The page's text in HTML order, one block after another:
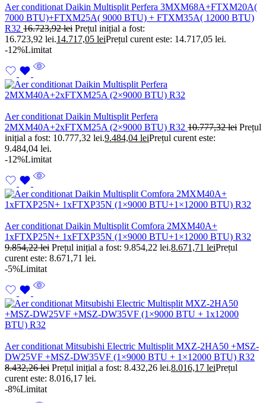
Aer conditionat Daikin Multisplit Perfera 3MXM68A+FTXM20A(
7000 BTU)+FTXM25A( 9000 BTU) + FTXM35A( 12000 BTU)
R32 16.723,92lei Prețul inițial a fost:
16.723,92 lei.14.717,05 leiPrețul curent este: 14.717,05 lei.
-12%Limitat
Aer conditionat Daikin Multisplit Perfera
2MXM40A+2xFTXM25A (2×9000 BTU) R32 10.777,32lei Prețul
inițial a fost: 10.777,32 lei.9.484,04 leiPrețul curent este:
9.484,04 lei.
-12%Limitat
Aer conditionat Daikin Multisplit Comfora 2MXM40A+
1xFTXP25N+ 1xFTXP35N (1×9000 BTU+1×12000 BTU) R32
9.854,22lei Prețul inițial a fost: 9.854,22 lei.8.671,71 leiPrețul
curent este: 8.671,71 lei.
-5%Limitat
Aer conditionat Mitsubishi Electric Multisplit MXZ-2HA50 +MSZ-
DW25VF +MSZ-DW35VF (1×9000 BTU + 1×12000 BTU) R32
8.432,26lei Prețul inițial a fost: 8.432,26 lei.8.016,17 leiPrețul
curent este: 8.016,17 lei.
-8%Limitat